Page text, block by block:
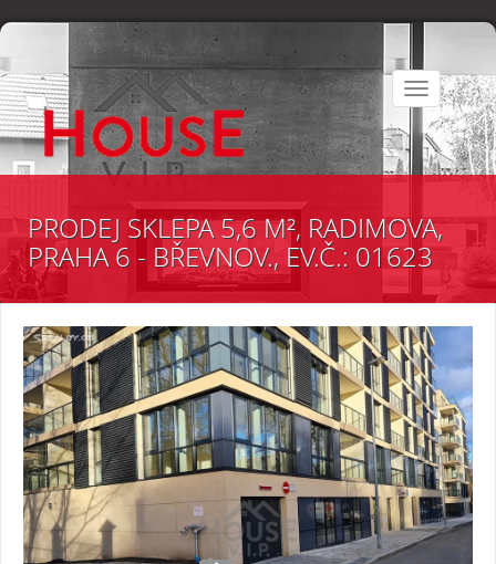
Toggle
navigation
PRODEJ SKLEPA 5,6 M², RADIMOVA,
PRAHA 6 - BŘEVNOV., EV.Č.: 01623